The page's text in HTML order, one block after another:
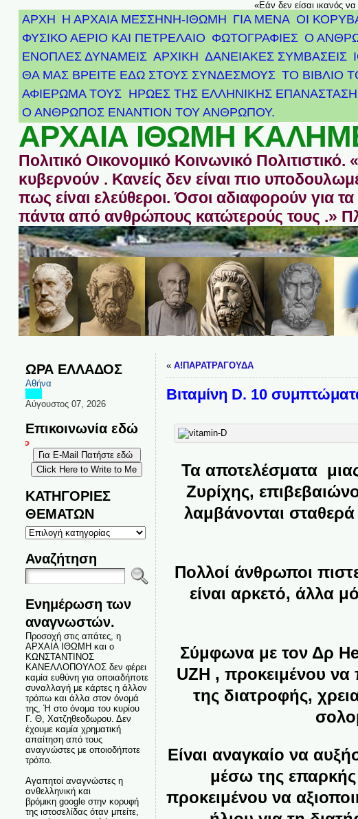
«Εάν δεν είσαι ικανός
ΑΡΧΗ Η ΑΡΧΑΙΑ ΜΕΣΣΗΝΗ-ΙΘΩΜΗ ΓΙΑ ΜΕΝΑ ΟΙ
ΦΥΣΙΚΟ ΑΕΡΙΟ ΚΑΙ ΠΕΤΡΕΛΑΙΟ ΦΩΤΟΓΡΑΦΙΕΣ Ο
ΕΝΟΠΛΕΣ ΔΥΝΑΜΕΙΣ ΑΡΧΙΚΉ ΔΑΝΕΙΑΚΕΣ ΣΥΜΒΑΣΕΙΣ
ΘΑ ΜΑΣ ΒΡΕΙΤΕ ΕΔΩ ΣΤΟΥΣ ΣΥΝΔΕΣΜΟΥΣ ΤΟ ΒΙΒΛΙΟ
ΑΦΙΈΡΩΜΑ ΤΟΥΣ ΉΡΩΕΣ ΤΗΣ ΕΛΛΗΝΙΚΉΣ
Ο ΑΝΘΡΩΠΟΣ ΕΝΑΝΤΙΟΝ ΤΟΥ ΑΝΘΡΩΠΟΥ.
ΑΡΧΑΙΑ ΙΘΩΜΗ
Πολιτικό Οικονομικό Κοινωνικό
κυβερνούν . Κανείς δεν είναι πιο
πως είναι ελεύθεροι. Όσοι αδιαφορούν για τα
πάντα από ανθρώπους κατώτερούς τους .»
ΩΡΑ ΕΛΛΑΔΟΣ
Αθήνα
Αύγουστος 07, 2026
Επικοινωνία εδώ
Για σχόλια, καταγγελίες και επικοινωνία στο
ΚΑΤΗΓΟΡΙΕΣ
ΘΕΜΑΤΩΝ
ΚΑΤΗΓΟΡΙΕΣ
ΘΕΜΑΤΩΝ
Αναζήτηση
Ενημέρωση των
αναγνωστών.
Προσοχή στις απάτες, η
ΑΡΧΑΙΑ ΙΘΩΜΗ και ο
ΚΩΝΣΤΑΝΤΙΝΟΣ
ΚΑΝΕΛΛΟΠΟΥΛΟΣ δεν φέρει
καμία ευθύνη για οποιαδήποτε
συναλλαγή με κάρτες η άλλον
τρόπω και άλλα στον όνομά
της, Ή στο όνομα του κυρίου
Γ. Θ, Χατζηθεοδωρου. Δεν
έχουμε καμία χρηματική
απαίτηση από τους
αναγνώστες με οποιοδήποτε
τρόπο.
Αγαπητοί αναγνώστες η
ανθελληνική και
βρόμικη google στην κορυφή
της ιστοσελίδας όταν μπείτε,
« Α!ΠΑΡΑΤΡΑΓΟΥΔΑ
Βιταμίνη D. 10
Τα αποτελέσματα
Ζυρίχης,
λαμβάνονται σταθερά
Πολλοί άνθρωποι
είναι αρκετό, άλλα
Σύμφωνα με τον Δρ
UZH , προκειμένου
της διατροφής,
Είναι αναγκαίο να
μέσω της
προκειμένου να